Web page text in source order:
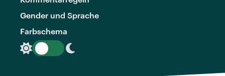
Gender und Sprache
Farbschema